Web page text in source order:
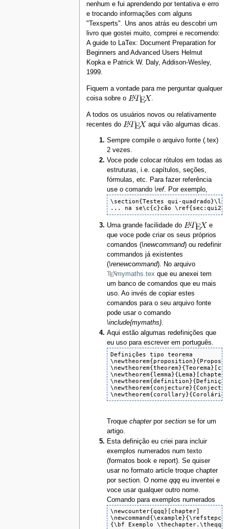
nenhum e fui aprendendo por tentativa e erro
e trocando informações com alguns
"Texsperts". Uns anos atrás eu descobri um
livro que gostei muito, comprei e recomendo:
A guide to LaTex: Document Preparation for
Beginners and Advanced Users Helmut
Kopka e Patrick W. Daly, Addison-Wesley,
1999.
Fiquem a vontade para me perguntar qualquer
coisa sobre o
.
A todos os usuários novos ou relativamente
recentes do
aqui vão algumas dicas.
Sempre compile o arquivo fonte (.tex)
2 vezes.
Voce pode colocar rótulos em todas as
estruturas, i.e. capítulos, seções,
fórmulas, etc. Para fazer referência
use o comando \ref. Por exemplo,
\section{Testes qui-
... na se\c{c}cão \ref{sec:qui2}
Uma grande facilidade do
e
que voce pode criar os seus próprios
comandos (\newcommand) ou redefinir
commandos já existentes
(\renewcommand). No arquivo
mymaths.tex que eu anexei tem
um banco de comandos que eu mais
uso. Ao invés de copiar estes
comandos para o seu arquivo fonte
pode usar o comando
\include{mymaths}.
Aqui estão algumas redefinições que
eu uso para escrever em português.
Definições tipo teorema
\newtheorem{lemma}{Lema}[chapter]
Troquechapterporsection se for um
artigo.
Esta definição eu criei para incluir
exemplos numerados num texto
(formatos book e report). Se quiser
usar no formato article troque chapter
por section. O nomeqqq eu inventei e
voce usar qualquer outro nome.
Comando para exemplos numerados
\newcounter{qqq}[chapter]
{\bf Exemplo